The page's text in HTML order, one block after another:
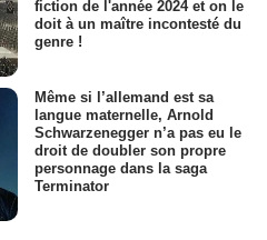
fiction de l'année 2024 et on le
doit à un maître incontesté du
genre !
Même si l’allemand est sa
langue maternelle, Arnold
Schwarzenegger n’a pas eu le
droit de doubler son propre
personnage dans la saga
Terminator